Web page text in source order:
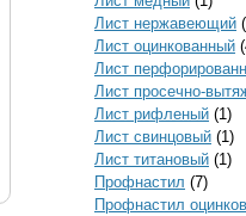
Лист нержавеющий
Лист оцинкованный
Лист
Лист просечно-
Лист рифленый (1)
Лист свинцовый (1)
Лист титановый (1)
Профнастил (7)
Профнастил